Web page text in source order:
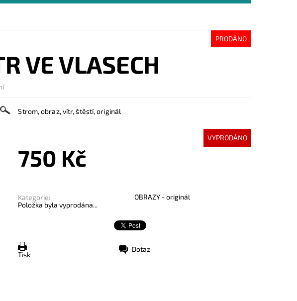
PRODÁNO
VE VLASECH
Strom, obraz, vítr, štěstí, originál
VYPRODÁNO
750 Kč
Kategorie:
OBRAZY - originál
Položka byla vyprodána...
Tisk
Dotaz